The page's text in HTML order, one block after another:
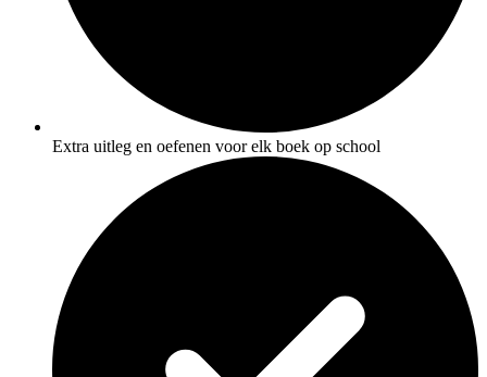
Extra uitleg en oefenen voor elk boek op school